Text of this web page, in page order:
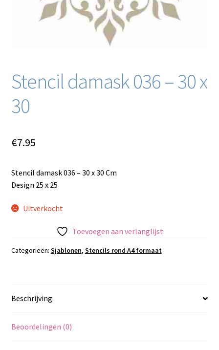
Stencil damask 036 – 30 x
30
€7.95
Stencil damask 036 – 30 x 30 Cm
Design 25 x 25
Uitverkocht
Toevoegen aan verlanglijst
Categorieën: Sjablonen, Stencils rond A4 formaat
Beschrijving
Beoordelingen (0)